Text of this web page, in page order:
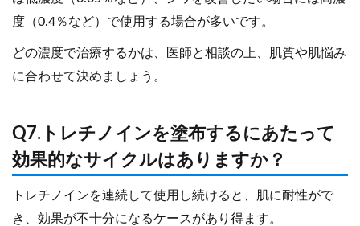
度（0.4％など）で使用する場合が多いです。
どの濃度で治療するかは、医師と相談の上、肌質や肌悩み
に合わせて決めましょう。
Q7.トレチノインを塗布するにあたって
効果的なサイクルはありますか？
トレチノインを連続して使用し続けると、肌に耐性がで
き、効果が不十分になるケースがあり得ます。